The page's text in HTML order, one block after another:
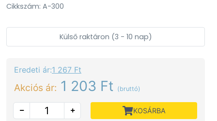
Cikkszám: A-300
Külső raktáron (3 - 10 nap)
Eredeti ár:1 267 Ft
Akciós ár: 1 203 Ft (bruttó)
KOSÁRBA